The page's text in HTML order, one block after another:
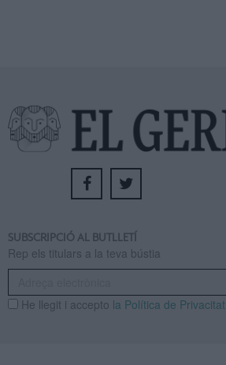
SUBSCRIPCIÓ AL BUTLLETÍ
Rep els titulars a la teva bústia
He llegit i accepto la Política de Privacitat